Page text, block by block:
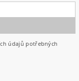
údajů potřebných